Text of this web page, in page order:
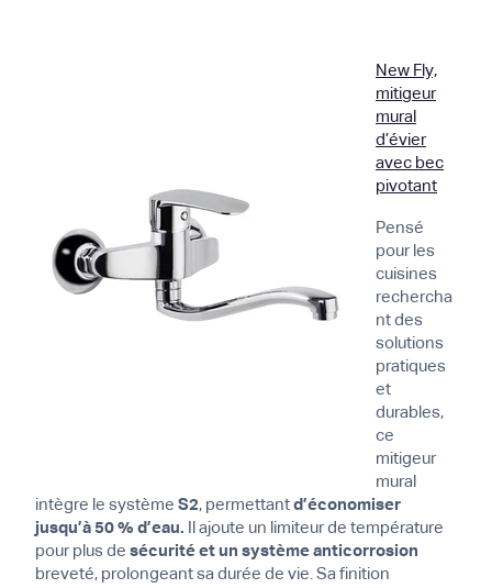
New Fly,
mitigeur
mural
d’évier
avec bec
pivotant
Pensé
pour les
cuisines
rechercha
nt des
solutions
pratiques
et
durables,
ce
mitigeur
mural
intègre le système S2, permettant d’économiser
jusqu’à 50 % d’eau. Il ajoute un limiteur de température
pour plus de sécurité et un système anticorrosion
breveté, prolongeant sa durée de vie. Sa finition